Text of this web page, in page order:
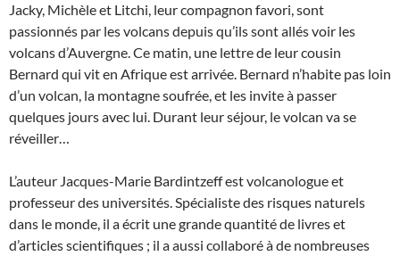
Jacky, Michèle et Litchi, leur compagnon favori, sont
passionnés par les volcans depuis qu’ils sont allés voir les
volcans d’Auvergne. Ce matin, une lettre de leur cousin
Bernard qui vit en Afrique est arrivée. Bernard n’habite pas loin
d’un volcan, la montagne soufrée, et les invite à passer
quelques jours avec lui. Durant leur séjour, le volcan va se
réveiller…
L’auteur Jacques-Marie Bardintzeff est volcanologue et
professeur des universités. Spécialiste des risques naturels
dans le monde, il a écrit une grande quantité de livres et
d’articles scientifiques ; il a aussi collaboré à de nombreuses